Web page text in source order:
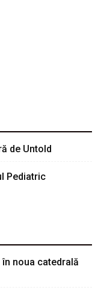
de Untold
Pediatric
noua catedrală